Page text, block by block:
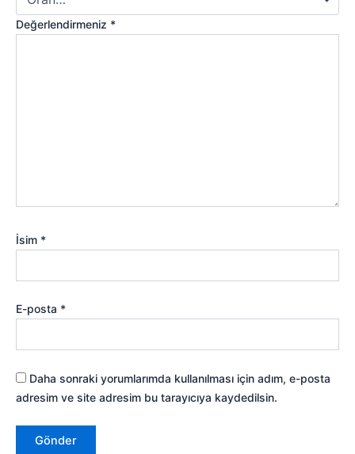
Değerlendirmeniz *
İsim *
E-posta *
Daha sonraki yorumlarımda kullanılması için adım, e-posta
adresim ve site adresim bu tarayıcıya kaydedilsin.